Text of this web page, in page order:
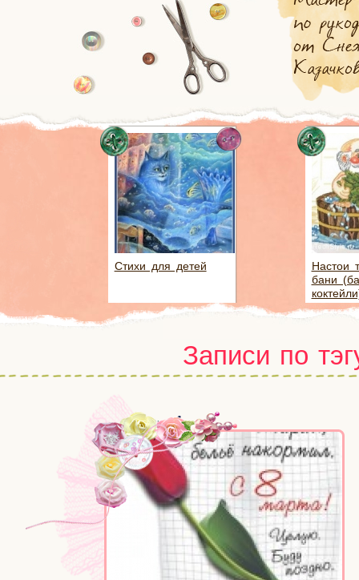
Стихи для детей
Настои
бани
Записи по